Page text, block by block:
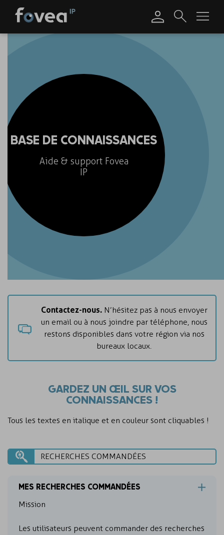
Skip
BASE DE CONNAISSANCES
Aide & support Fovea
IP
Contactez-nous. N’hésitez pas à nous envoyer
un email ou à nous joindre par téléphone, nous
restons disponibles dans votre région via nos
bureaux locaux.
GARDEZ UN ŒIL SUR VOS
CONNAISSANCES !
Tous les textes en italique et en couleur sont cliquables !
RECHERCHES COMMANDÉES
MES RECHERCHES COMMANDÉES
Mission
Les utilisateurs peuvent commander des recherches